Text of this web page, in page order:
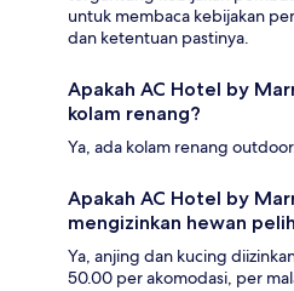
untuk membaca kebijakan
dan ketentuan pastinya.
Apakah AC Hotel by
kolam renang?
Ya, ada kolam renang
Apakah AC Hotel by
mengizinkan hewan
Ya, anjing dan kucing
50.00 per akomodasi, per